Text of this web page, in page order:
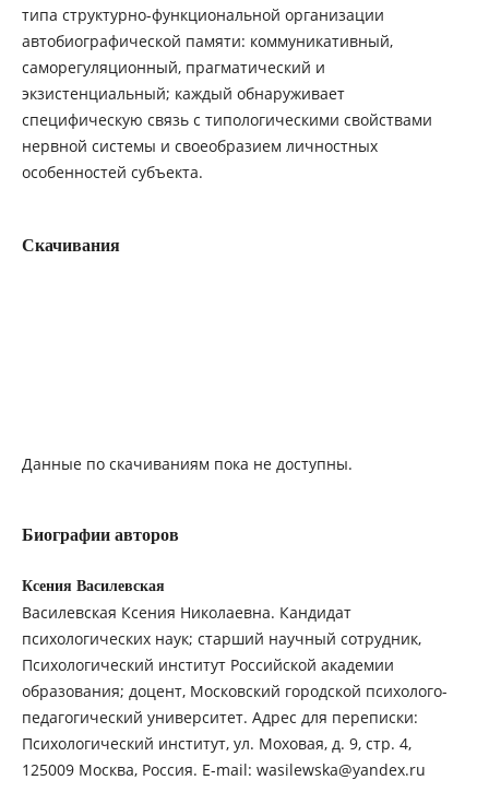
типа структурно-функциональной организации
автобиографической памяти: коммуникативный,
саморегуляционный, прагматический и
экзистенциальный; каждый обнаруживает
специфическую связь с типологическими свойствами
нервной системы и своеобразием личностных
особенностей субъекта.
Скачивания
Данные по скачиваниям пока не доступны.
Биографии авторов
Ксения Василевская
Василевская Ксения Николаевна. Кандидат
психологических наук; старший научный сотрудник,
Психологический институт Российской академии
образования; доцент, Московский городской психолого-
педагогический университет. Адрес для переписки:
Психологический институт, ул. Моховая, д. 9, стр. 4,
125009 Москва, Россия. E-mail: wasilewska@yandex.ru